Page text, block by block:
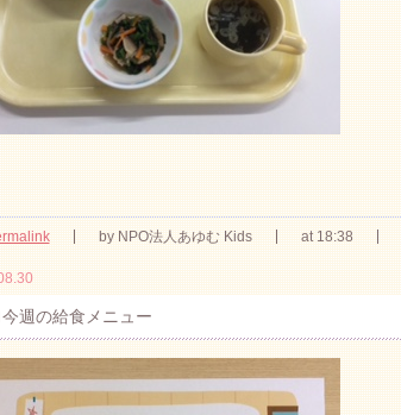
by NPO法人あゆむ Kids at 18:38
今週の給食メニュー